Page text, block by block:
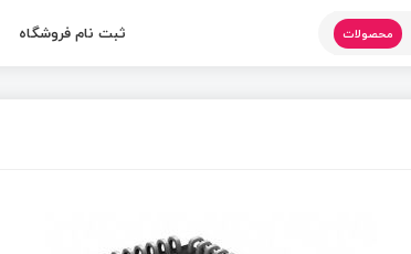
محصولات ثبت نام فروشگاه